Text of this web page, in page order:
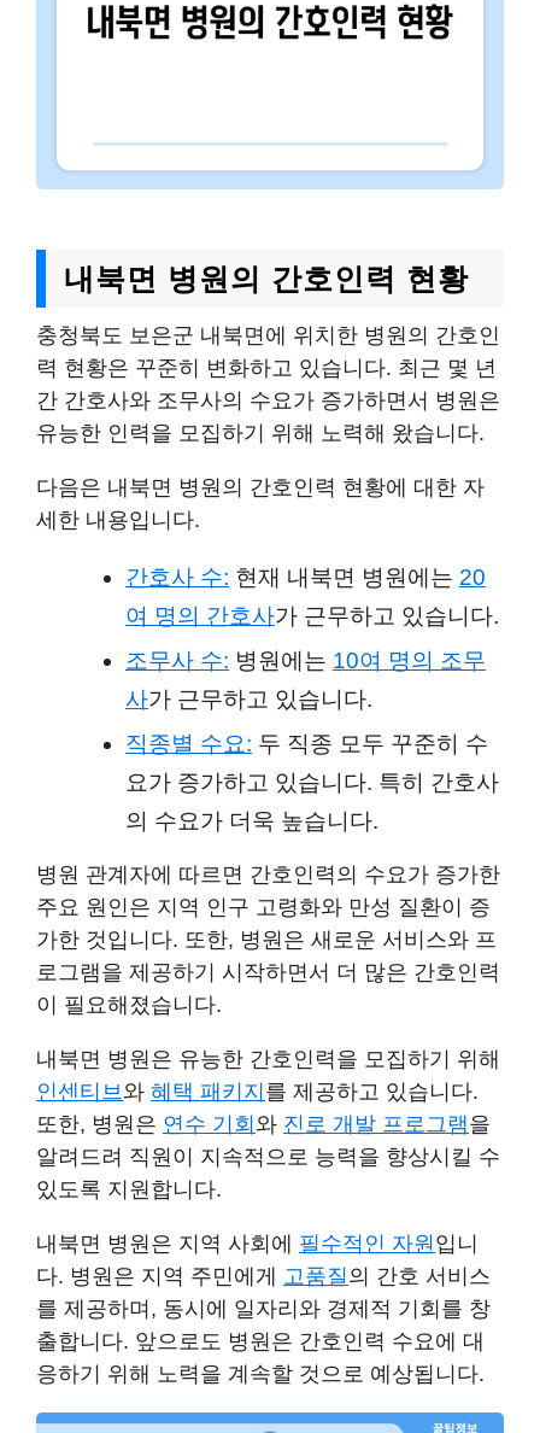
내북면 병원의 간호인력 현황
충청북도 보은군 내북면에 위치한 병원의 간호인
력 현황은 꾸준히 변화하고 있습니다. 최근 몇 년
간 간호사와 조무사의 수요가 증가하면서 병원은
유능한 인력을 모집하기 위해 노력해 왔습니다.
다음은 내북면 병원의 간호인력 현황에 대한 자
세한 내용입니다.
간호사 수: 현재 내북면 병원에는 20
여 명의 간호사가 근무하고 있습니다.
조무사 수: 병원에는 10여 명의 조무
사가 근무하고 있습니다.
직종별 수요: 두 직종 모두 꾸준히 수
요가 증가하고 있습니다. 특히 간호사
의 수요가 더욱 높습니다.
병원 관계자에 따르면 간호인력의 수요가 증가한
주요 원인은 지역 인구 고령화와 만성 질환이 증
가한 것입니다. 또한, 병원은 새로운 서비스와 프
로그램을 제공하기 시작하면서 더 많은 간호인력
이 필요해졌습니다.
내북면 병원은 유능한 간호인력을 모집하기 위해
인센티브와 혜택 패키지 를 제공하고 있습니다.
또한, 병원은 연수 기회 와 진로 개발 프로그램을
알려드려 직원이 지속적으로 능력을 향상시킬 수
있도록 지원합니다.
내북면 병원은 지역 사회에 필수적인 자원 입니
다. 병원은 지역 주민에게 고품질의 간호 서비스
를 제공하며, 동시에 일자리와 경제적 기회를 창
출합니다. 앞으로도 병원은 간호인력 수요에 대
응하기 위해 노력을 계속할 것으로 예상됩니다.